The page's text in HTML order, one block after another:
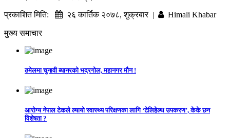
प्रकाशित मिति:
२६ कार्तिक २०७८, शुक्रबार | Himali Khabar
मुख्य समाचार
ठमेलमा चुनावी ब्यानरको भद्रगोल, महानगर मौन !
आरोग्य नेपाल टेकले ल्यायो स्वास्थ्य परिक्षणका लागि ‘टेलिहेल्थ उपकरण’, केके छन
विशेषता ?